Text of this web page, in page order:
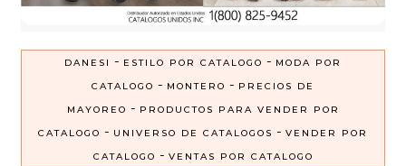
DANESI - ESTILO POR CATALOGO - MODA POR
CATALOGO - MONTERO - PRECIOS DE
MAYOREO - PRODUCTOS PARA VENDER POR
CATALOGO - UNIVERSO DE CATALOGOS - VENDER POR
CATALOGO - VENTAS POR CATALOGO